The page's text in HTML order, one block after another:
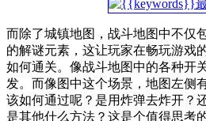
而除了城镇地图，战斗地图中不仅
的解谜元素，这让玩家在畅玩游戏
如何通关。像战斗地图中的各种开
发。而像图中这个场景，地图左侧
该如何通过呢？是用炸弹去炸开？
是其他什么方法？这是个值得思考